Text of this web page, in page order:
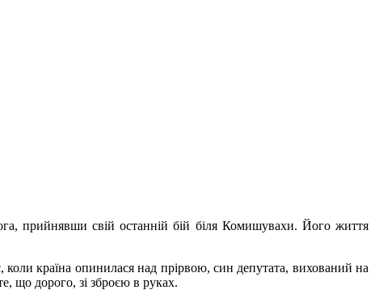
прийнявши свій останній бій біля Комишувахи. Його життя
країна опинилася над прірвою, син депутата, вихований на
що дорого, зі зброєю в руках.